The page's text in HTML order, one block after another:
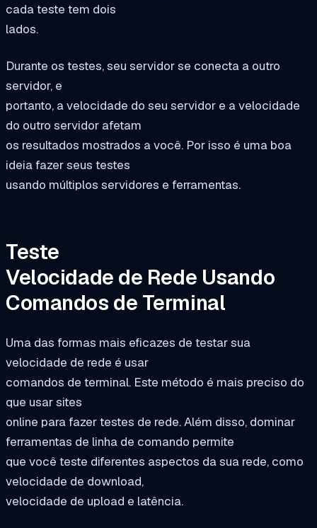
cada teste tem dois
lados.
Durante os testes, seu servidor se conecta a outro
servidor, e
portanto, a velocidade do seu servidor e a velocidade
do outro servidor afetam
os resultados mostrados a você. Por isso é uma boa
ideia fazer seus testes
usando múltiplos servidores e ferramentas.
Teste
Velocidade de Rede Usando
Comandos de Terminal
Uma das formas mais eficazes de testar sua
velocidade de rede é usar
comandos de terminal. Este método é mais preciso do
que usar sites
online para fazer testes de rede. Além disso, dominar
ferramentas de linha de comando permite
que você teste diferentes aspectos da sua rede, como
velocidade de download,
velocidade de upload e latência.